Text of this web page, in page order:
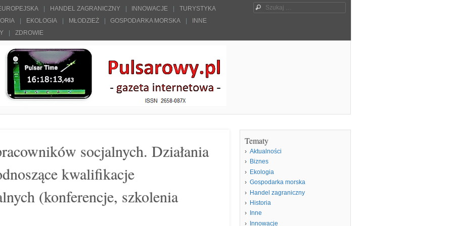
HANDEL ZAGRANICZNY INNOWACJE
TURYSTYKA
EKOLOGIA MŁODZIEŻ GOSPODARKA MORSKA
INNE
ZDROWIE
Szukaj
socjalnych. Działania
kwalifikacje
(konferencje, szkolenia
Tematy
Aktualności
Biznes
Ekologia
Gospodarka morska
Handel zagraniczny
Historia
Inne
Innowacje